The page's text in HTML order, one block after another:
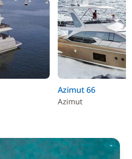
Azimut 66
Azimut